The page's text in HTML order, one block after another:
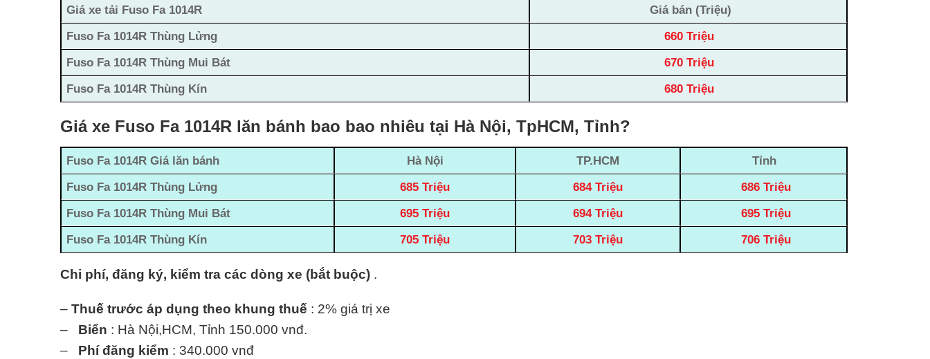
Giá xe tải Fuso Fa 1014R
Giá bán (Triệu)
Fuso Fa 1014R Thùng Lửng
660 Triệu
Fuso Fa 1014R Thùng Mui Bát
670 Triệu
Fuso Fa 1014R Thùng Kín
680 Triệu
Giá xe Fuso Fa 1014R lăn bánh bao bao nhiêu tại Hà Nội, TpHCM, Tỉnh?
Fuso Fa 1014R Giá lăn bánh Hà Nội TP.HCM
Tỉnh
Fuso Fa 1014R Thùng Lửng
685 Triệu 684 Triệu
686 Triệu
Fuso Fa 1014R Thùng Mui Bát
695 Triệu 694 Triệu
695 Triệu
Fuso Fa 1014R Thùng Kín
705 Triệu 703 Triệu 706 Triệu
Chi phí, đăng ký, kiểm tra các dòng xe (bắt buộc) .
– Thuế trước áp dụng theo khung thuế : 2% giá trị xe
– Biển : Hà Nội,HCM, Tỉnh 150.000 vnđ.
– Phí đăng kiểm : 340.000 vnđ